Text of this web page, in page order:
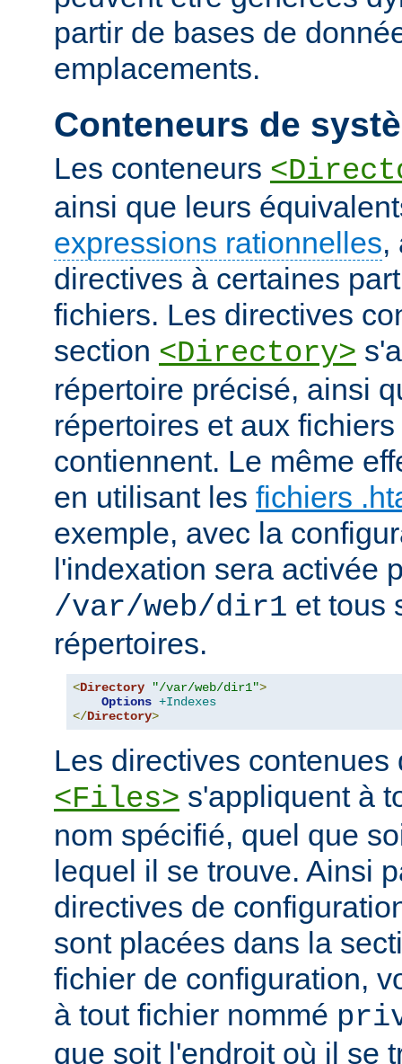
partir de bases de
emplacements.
Conteneurs de
Les conteneurs
ainsi que leurs
expressions rationnelles,
directives à certaines
fichiers. Les directives
section <Directory>
répertoire précisé, ainsi
répertoires et aux
contiennent. Le même
en utilisant les fichiers
exemple, avec la
l'indexation sera activée
/var/web/dir1 et tous
répertoires.
<Directory "/var/web/dir1">
Options +Indexes
</Directory>
Les directives contenues
<Files> s'appliquent à
nom spécifié, quel que
lequel il se trouve. Ainsi
directives de
sont placées dans la
fichier de configuration,
à tout fichier nommé
que soit l'endroit où il se